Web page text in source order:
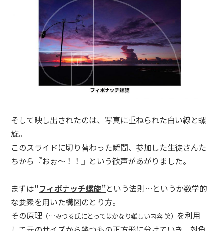
そして映し出されたのは、写真に重ねられた白い線と螺
旋。
このスライドに切り替わった瞬間、参加した生徒さんた
ちから『おぉ〜！！』という歓声があがりました。
まずは“フィボナッチ螺旋”という法則…というか数学的
な要素を用いた構図のとり方。
その原理 （…みつる氏にとってはかなり難しい内容 笑） を利用